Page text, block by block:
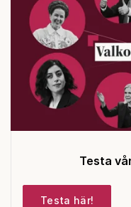
Testa
Testa här!